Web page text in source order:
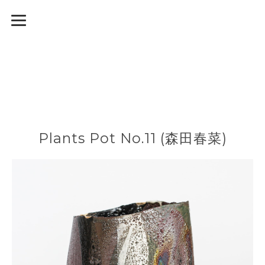
Plants Pot No.11 (森田春菜)